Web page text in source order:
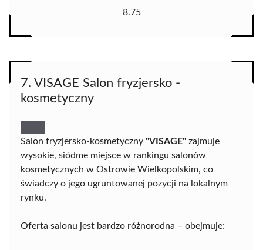
8.75
7. VISAGE Salon fryzjersko -
kosmetyczny
Salon fryzjersko-kosmetyczny "VISAGE" zajmuje
wysokie, siódme miejsce w rankingu salonów
kosmetycznych w Ostrowie Wielkopolskim, co
świadczy o jego ugruntowanej pozycji na lokalnym
rynku.
Oferta salonu jest bardzo różnorodna – obejmuje: